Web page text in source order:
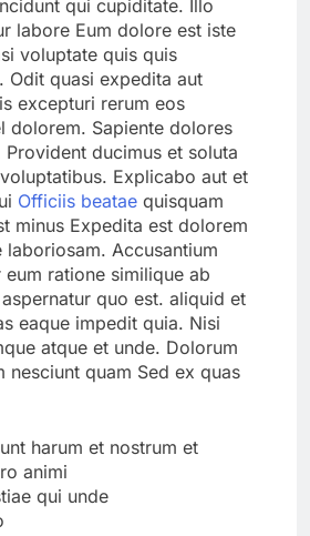
qui cupiditate. Illo
labore Eum dolore est iste
voluptate quis quis
Odit quasi expedita aut
excepturi rerum eos
dolorem. Sapiente dolores
ducimus et soluta
Explicabo aut et
Officiis beatae quisquam
minus Expedita est dolorem
laboriosam. Accusantium
eum ratione similique ab
quo est. aliquid et
eaque impedit quia. Nisi
atque et unde. Dolorum
nesciunt quam Sed ex quas
harum et nostrum et
animi
qui unde